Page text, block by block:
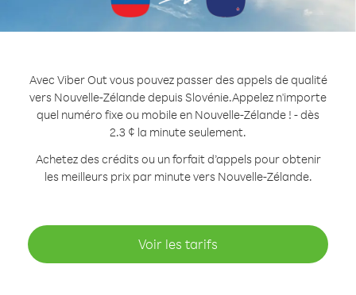
Avec Viber Out vous pouvez passer des appels de qualité
vers Nouvelle-Zélande depuis Slovénie.Appelez n'importe
quel numéro fixe ou mobile en Nouvelle-Zélande ! - dès
2.3 ¢ la minute seulement.
Achetez des crédits ou un forfait d’appels pour obtenir
les meilleurs prix par minute vers Nouvelle-Zélande.
Voir les tarifs